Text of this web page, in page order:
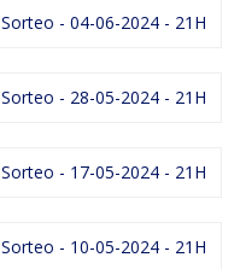
Sorteo - 04-06-2024 - 21H
Sorteo - 28-05-2024 - 21H
Sorteo - 17-05-2024 - 21H
Sorteo - 10-05-2024 - 21H